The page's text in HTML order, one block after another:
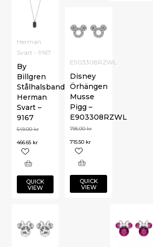
Herman
Svart - 9167
By
Billgren
Stålhalsband
Herman
Svart –
9167
549.00kr
466.65 kr
QUICK
VIEW
E903308RZWL
Disney
Örhängen
Musse
Pigg –
E903308RZWL
795.00kr
715.50 kr
QUICK
VIEW